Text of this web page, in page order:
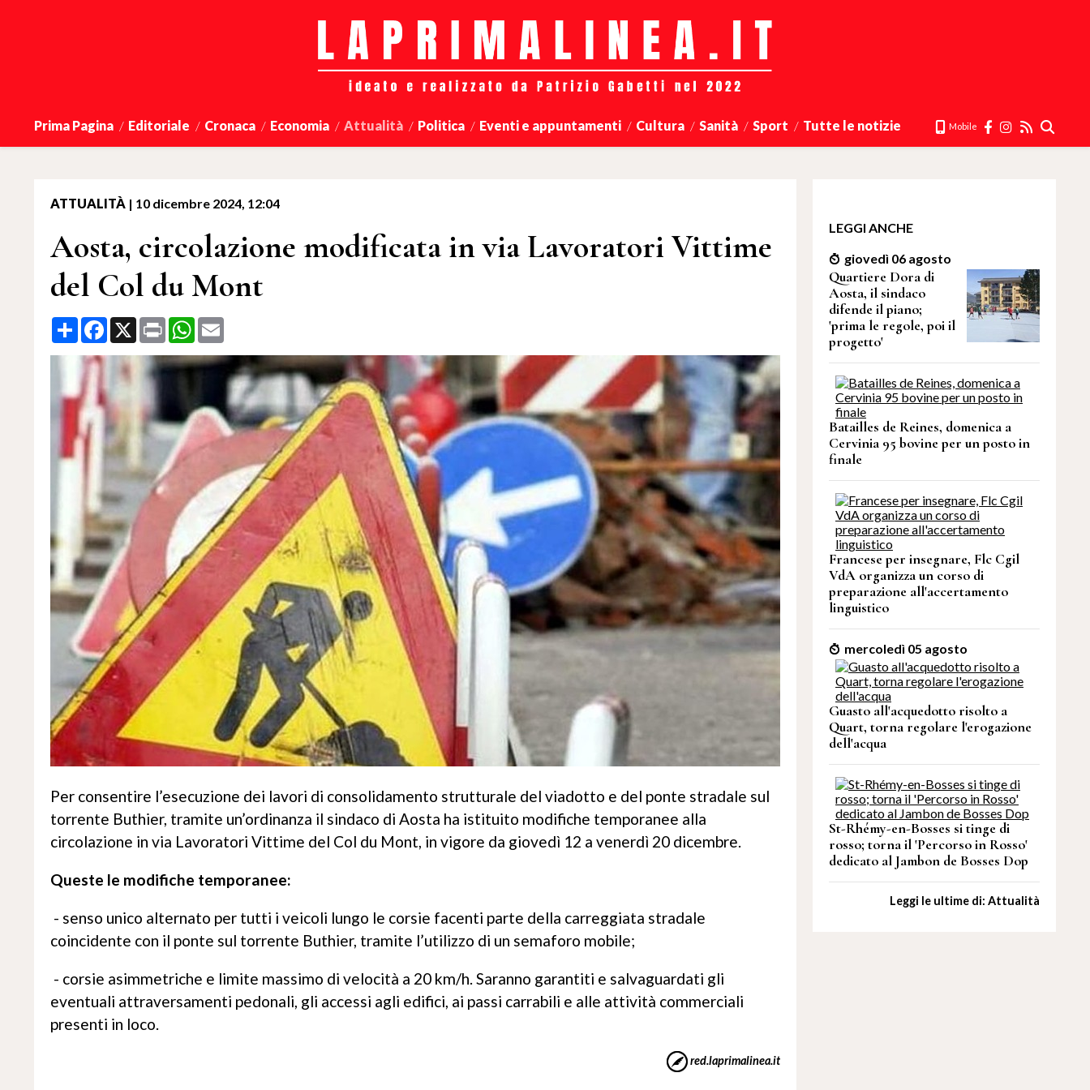
Prima Pagina Editoriale Cronaca Economia Attualità Politica Eventi e appuntamenti Cultura Sanità Sport Tutte le notizie Mobile
ATTUALITÀ | 10 dicembre 2024, 12:04
Aosta, circolazione modificata in via Lavoratori Vittime
del Col du Mont
Share Facebook
X Print WhatsApp
Per consentire l’esecuzione dei lavori di consolidamento strutturale del viadotto e del ponte stradale sul
torrente Buthier, tramite un’ordinanza il sindaco di Aosta ha istituito modifiche temporanee alla
circolazione in via Lavoratori Vittime del Col du Mont, in vigore da giovedì 12 a venerdì 20 dicembre.
Queste le modifiche temporanee:
- senso unico alternato per tutti i veicoli lungo le corsie facenti parte della carreggiata stradale
coincidente con il ponte sul torrente Buthier, tramite l’utilizzo di un semaforo mobile;
- corsie asimmetriche e limite massimo di velocità a 20 km/h. Saranno garantiti e salvaguardati gli
eventuali attraversamenti pedonali, gli accessi agli edifici, ai passi carrabili e alle attività commerciali
presenti in loco.
red.laprimalinea.it
LEGGI ANCHE
giovedì 06 agosto
Quartiere Dora di
Aosta, il sindaco
difende il piano;
'prima le regole, poi il
progetto'
Batailles de Reines, domenica a
Cervinia 95 bovine per un posto in
finale
Francese per insegnare, Flc Cgil
VdA organizza un corso di
preparazione all'accertamento
linguistico
mercoledì 05 agosto
Guasto all'acquedotto risolto a
Quart, torna regolare l'erogazione
dell'acqua
St-Rhémy-en-Bosses si tinge di
rosso; torna il 'Percorso in Rosso'
dedicato al Jambon de Bosses Dop
Leggi le ultime di: Attualità